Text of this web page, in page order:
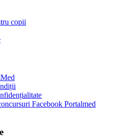
copii
Facebook Portalmed